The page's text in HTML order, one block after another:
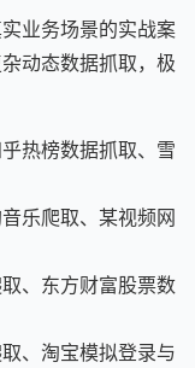
业务场景的实战案
动态数据抓取，极
热榜数据抓取、雪
乐爬取、某视频网
、东方财富股票数
、淘宝模拟登录与